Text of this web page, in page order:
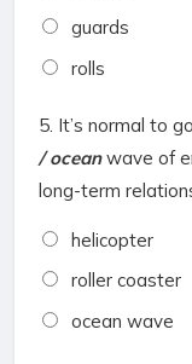
guards
rolls
5. It’s normal to
/ oceanwave of
long-term
helicopter
roller coaster
ocean wave